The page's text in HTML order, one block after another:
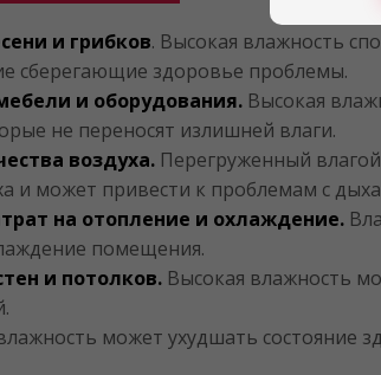
и грибков. Высокая влажность
сберегающие здоровье проблемы.
и оборудования. Высокая
не переносят излишней влаги.
воздуха. Перегруженный
и может привести к проблемам с
на отопление и охлаждение.
помещения.
и потолков. Высокая влажность
может ухудшать состояние